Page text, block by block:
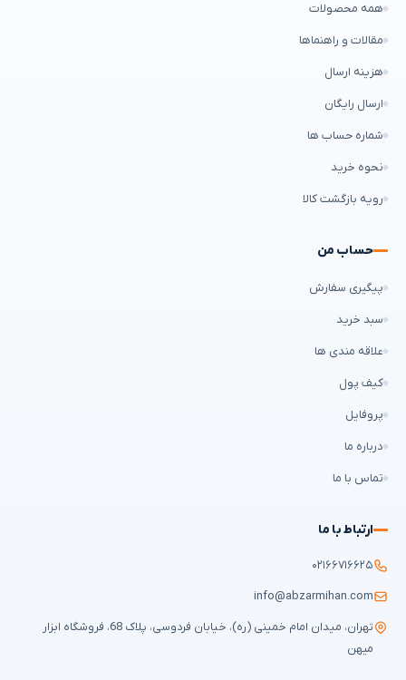
همه محصولات
مقالات و راهنماها
هزینه ارسال
ارسال رایگان
شماره حساب ها
نحوه خرید
رویه بازگشت کالا
حساب من
پیگیری سفارش
سبد خرید
علاقه مندی ها
کیف پول
پروفایل
درباره ما
تماس با ما
ارتباط با ما
۰۲۱۶۶۷۱۶۶۲۵
info@abzarmihan.com
تهران، میدان امام خمینی (ره)، خیابان فردوسی، پلاک 68، فروشگاه ابزار
میهن